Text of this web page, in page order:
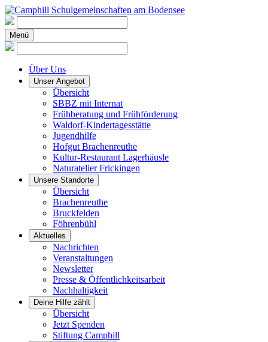
Menü
Über Uns
Unser Angebot
Übersicht
SBBZ mit Internat
Frühberatung und Frühförderung
Waldorf-Kindertagesstätte
Jugendhilfe
Hofgut Brachenreuthe
Kultur-Restaurant Lagerhäusle
Naturatelier Frickingen
Unsere Standorte
Übersicht
Brachenreuthe
Bruckfelden
Föhrenbühl
Aktuelles
Nachrichten
Veranstaltungen
Newsletter
Presse & Öffentlichkeitsarbeit
Nachhaltigkeit
Deine Hilfe zählt
Übersicht
Jetzt Spenden
Stiftung Camphill